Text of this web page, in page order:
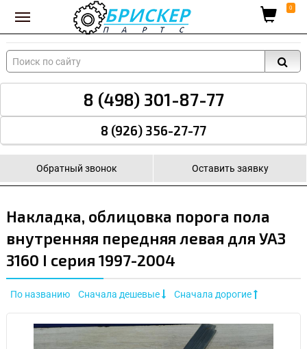
Вход для поставщиков 0
8 (498) 301-87-77
8 (926) 356-27-77
Обратный звонок Оставить заявку
Накладка, облицовка порога пола
внутренняя передняя левая для УАЗ
3160 I серия 1997-2004
По названию Сначала дешевые Сначала дорогие